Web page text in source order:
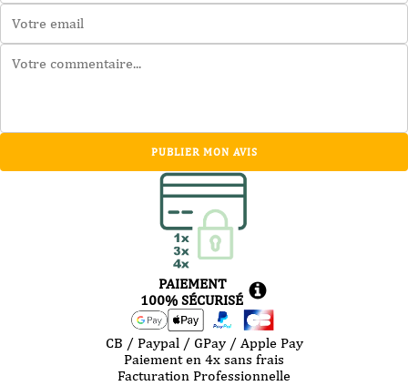
PUBLIER MON AVIS
PAIEMENT
100% SÉCURISÉ
CB / Paypal / GPay / Apple Pay
Paiement en 4x sans frais
Facturation Professionnelle